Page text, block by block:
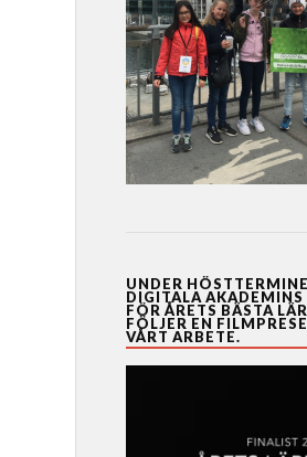
UNDER
DIGITALA AKADEMINS
FÖR ÅRETS BÄSTA
FÖLJER EN
VÅRT ARBETE.